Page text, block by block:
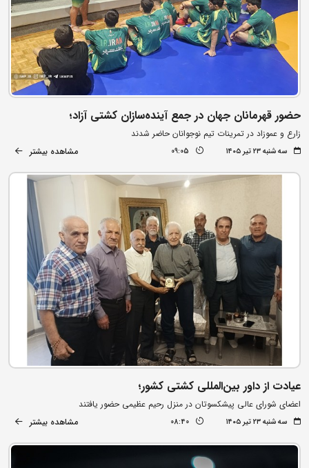
حضور قهرمانان جهان در جمع آینده‌سازان کشتی آزاد؛
زارع و عموزاد در تمرینات تیم نوجوانان حاضر شدند
سه شنبه ۲۳ تیر ۱۴۰۵ 09:05 مشاهده بیشتر
عیادت از داور بین‌المللی کشتی کشور؛
اعضای شورای عالی پیشکسوتان در منزل رحیم عظیمی حضور یافتند
سه شنبه ۲۳ تیر ۱۴۰۵ 08:40 مشاهده بیشتر